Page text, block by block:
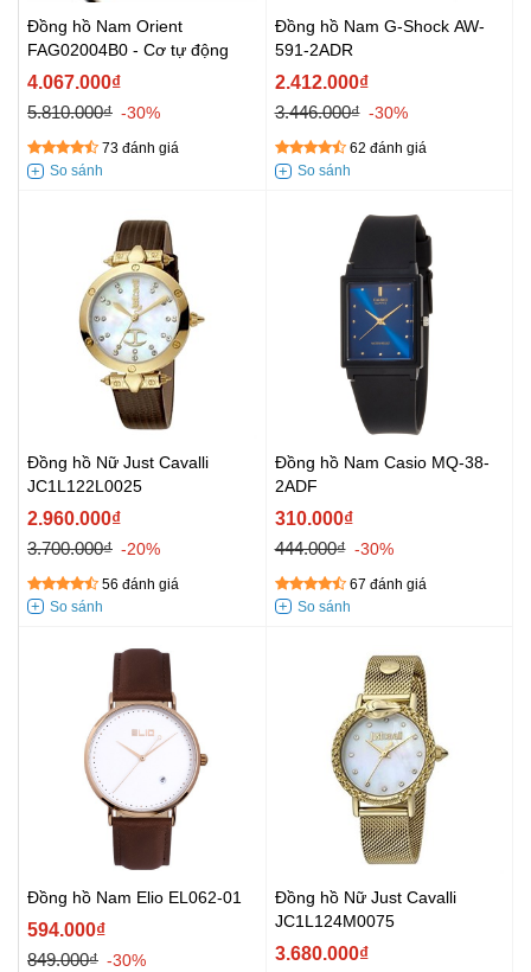
Đồng hồ Nam Orient
FAG02004B0 - Cơ tự động
4.067.000₫
5.810.000₫ -30%
73 đánh giá
Đồng hồ Nam G-Shock AW-
591-2ADR
2.412.000₫
3.446.000₫ -30%
62 đánh giá
Đồng hồ Nữ Just Cavalli
JC1L122L0025
2.960.000₫
3.700.000₫ -20%
56 đánh giá
Đồng hồ Nam Casio MQ-38-
2ADF
310.000₫
444.000₫ -30%
67 đánh giá
Đồng hồ Nam Elio EL062-01
594.000₫
849.000₫ -30%
Đồng hồ Nữ Just Cavalli
JC1L124M0075
3.680.000₫